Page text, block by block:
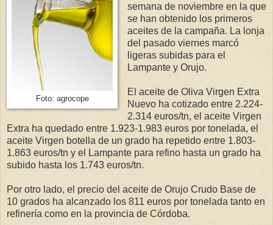
Foto: agrocope
semana de noviembre en la que
se han obtenido los primeros
aceites de la campaña. La lonja
del pasado viernes marcó
ligeras subidas para el
Lampante y Orujo.
El aceite de Oliva Virgen Extra
Nuevo ha cotizado entre 2.224-
2.314 euros/tn, el aceite Virgen
Extra ha quedado entre 1.923-1.983 euros por tonelada, el
aceite Virgen botella de un grado ha repetido entre 1.803-
1.863 euros/tn y el Lampante para refino hasta un grado ha
subido hasta los 1.743 euros/tn.
Por otro lado, el precio del aceite de Orujo Crudo Base de
10 grados ha alcanzado los 811 euros por tonelada tanto en
refinería como en la provincia de Córdoba.